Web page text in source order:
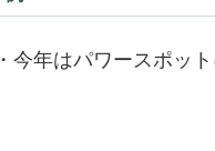
・今年はパワースポッ